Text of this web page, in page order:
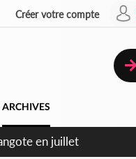
Créer votre compte
ARCHIVES